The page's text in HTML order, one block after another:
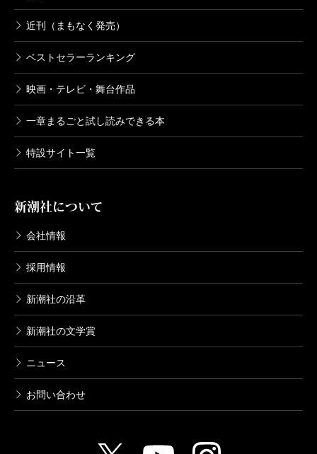
近刊（まもなく発売）
ベストセラーランキング
映画・テレビ・舞台作品
一章まるごと試し読みできる本
特設サイト一覧
新潮社について
会社情報
採用情報
新潮社の沿革
新潮社の文学賞
ニュース
お問い合わせ